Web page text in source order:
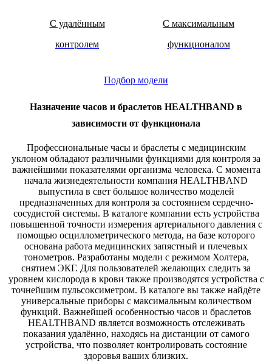
С удалённым
контролем
С максимальным
функционалом
Подбор модели
Назначение часов и браслетов HEALTHBAND в
зависимости от функционала
Профессиональные часы и браслеты с медицинским
уклоном обладают различными функциями для контроля за
важнейшими показателями организма человека. С момента
начала жизнедеятельности компания HEALTHBAND
выпустила в свет большое количество моделей
предназначенных для контроля за состоянием сердечно-
сосудистой системы. В каталоге компании есть устройства
повышенной точности измерения артериального давления с
помощью осциллометрического метода, на базе которого
основана работа медицинских запястный и плечевых
тонометров. Разработаны модели с режимом Холтера,
снятием ЭКГ. Для пользователей желающих следить за
уровнем кислорода в крови также производятся устройства с
точнейшим пульсоксиметром. В каталоге вы также найдёте
универсальные приборы с максимальным количеством
функций. Важнейшей особенностью часов и браслетов
HEALTHBAND является возможность отслеживать
показания удалённо, находясь на дистанции от самого
устройства, что позволяет контролировать состояние
здоровья ваших близких.